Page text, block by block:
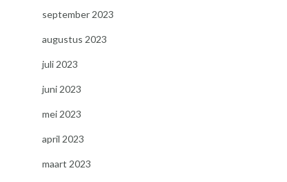
september 2023
augustus 2023
juli 2023
juni 2023
mei 2023
april 2023
maart 2023